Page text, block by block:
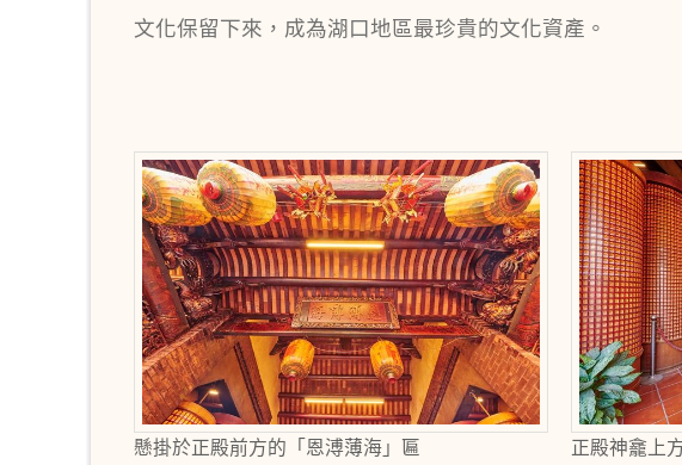
文化保留下來，成為湖口地區最珍貴的文化資產。
懸掛於正殿前方的「恩溥薄海」匾 正殿神龕上